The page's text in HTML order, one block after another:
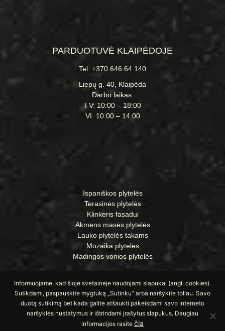
PARDUOTUVĖ KLAIPĖDOJE
Tel. +370 646 64 140
Liepų g. 40, Klaipėda
Darbo laikas:
I-V: 10:00 – 18:00
VI: 10:00 – 14:00
Ispaniškos plytelės
Terasinės plytelės
Klinkeris fasadui
Akmens masės plytelės
Lauko plytelės takams
Mozaika plytelės
Madingos vonios plytelės
Informuojame, kad šioje svetainėje naudojami slapukai (angl. cookies).
Sutikdami, paspauskite mygtuką „Sutinku“ arba naršykite toliau. Savo
duotą sutikimą bet kada galite atšaukti pakeisdami savo interneto
naršyklės nustatymus ir ištrindami įrašytus slapukus. Daugiau
informacijos rasite čia